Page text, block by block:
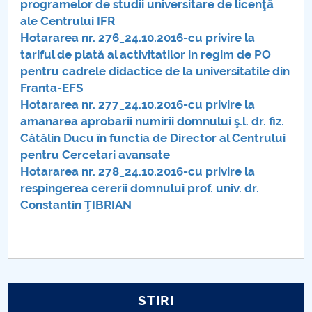
Hotărâri Senat din 25 iulie 2016
Hotărârile Senatului 12 septembrie 2016
Hotărâri Senat din 14 septembrie 2016
Hotărâri Senat din 19 septembrie 2016
Hotarari Senat din 30 sept.embrie 2016
Hotarari din 7 octombrie 2016
Hotarari Senat din 17 octombrie 2016
Hotărâri Senat din 31 octombrie 2016
programelor de studii universitare de licenţă
ale Centrului IFR
Hotararea nr. 276_24.10.2016-cu privire la
tariful de plată al activitatilor in regim de PO
pentru cadrele didactice de la universitatile din
Franta-EFS
Hotararea nr. 277_24.10.2016-cu privire la
amanarea aprobarii numirii domnului ş.l. dr. fiz.
Cătălin Ducu în functia de Director al Centrului
pentru Cercetari avansate
Hotararea nr. 278_24.10.2016-cu privire la
respingerea cererii domnului prof. univ. dr.
Constantin ŢIBRIAN
STIRI